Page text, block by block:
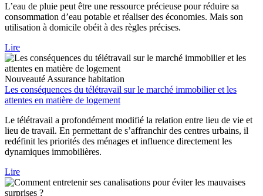
L’eau de pluie peut être une ressource précieuse pour réduire sa
consommation d’eau potable et réaliser des économies. Mais son
utilisation à domicile obéit à des règles précises.
Lire
Nouveauté Assurance habitation
Les conséquences du télétravail sur le marché immobilier et les
attentes en matière de logement
Le télétravail a profondément modifié la relation entre lieu de vie et
lieu de travail. En permettant de s’affranchir des centres urbains, il
redéfinit les priorités des ménages et influence directement les
dynamiques immobilières.
Lire